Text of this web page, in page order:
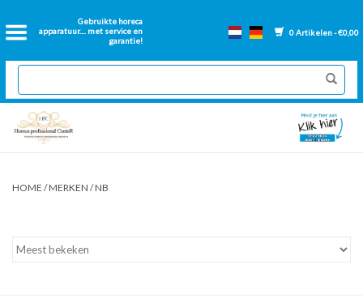
Gebruikte horeca
apparatuur.... met service en
garantie!
0 Artikelen - €0,00
Home
2dehands Horeca
Nieuwe apparatuur
Onderdelen bakwanden
HOME /MERKEN /NB